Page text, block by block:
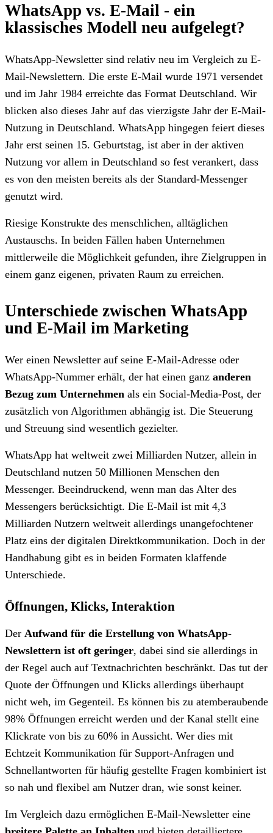
WhatsApp vs. E-Mail - ein
klassisches Modell neu aufgelegt?
WhatsApp-Newsletter sind relativ neu im Vergleich zu E-
Mail-Newslettern. Die erste E-Mail wurde 1971 versendet
und im Jahr 1984 erreichte das Format Deutschland. Wir
blicken also dieses Jahr auf das vierzigste Jahr der E-Mail-
Nutzung in Deutschland. WhatsApp hingegen feiert dieses
Jahr erst seinen 15. Geburtstag, ist aber in der aktiven
Nutzung vor allem in Deutschland so fest verankert, dass
es von den meisten bereits als der Standard-Messenger
genutzt wird.
Riesige Konstrukte des menschlichen, alltäglichen
Austauschs. In beiden Fällen haben Unternehmen
mittlerweile die Möglichkeit gefunden, ihre Zielgruppen in
einem ganz eigenen, privaten Raum zu erreichen.
Unterschiede zwischen WhatsApp
und E-Mail im Marketing
Wer einen Newsletter auf seine E-Mail-Adresse oder
WhatsApp-Nummer erhält, der hat einen ganz anderen
Bezug zum Unternehmen als ein Social-Media-Post, der
zusätzlich von Algorithmen abhängig ist. Die Steuerung
und Streuung sind wesentlich gezielter.
WhatsApp hat weltweit zwei Milliarden Nutzer, allein in
Deutschland nutzen 50 Millionen Menschen den
Messenger. Beeindruckend, wenn man das Alter des
Messengers berücksichtigt. Die E-Mail ist mit 4,3
Milliarden Nutzern weltweit allerdings unangefochtener
Platz eins der digitalen Direktkommunikation. Doch in der
Handhabung gibt es in beiden Formaten klaffende
Unterschiede.
Öffnungen, Klicks, Interaktion
Der Aufwand für die Erstellung von WhatsApp-
Newslettern ist oft geringer, dabei sind sie allerdings in
der Regel auch auf Textnachrichten beschränkt. Das tut der
Quote der Öffnungen und Klicks allerdings überhaupt
nicht weh, im Gegenteil. Es können bis zu atemberaubende
98% Öffnungen erreicht werden und der Kanal stellt eine
Klickrate von bis zu 60% in Aussicht. Wer dies mit
Echtzeit Kommunikation für Support-Anfragen und
Schnellantworten für häufig gestellte Fragen kombiniert ist
so nah und flexibel am Nutzer dran, wie sonst keiner.
Im Vergleich dazu ermöglichen E-Mail-Newsletter eine